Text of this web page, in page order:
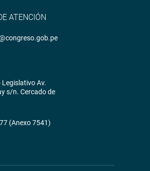
ATENCIÓN
Legislativo Av.
s/n. Cercado de
(Anexo 7541)